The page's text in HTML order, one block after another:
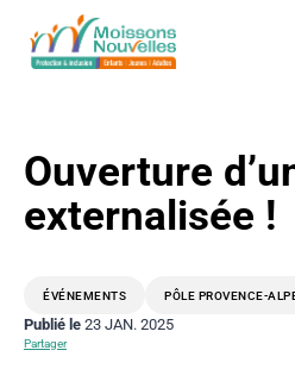
contenu
Ouverture
externalisée !
ÉVÉNEMENTS PÔLE PROVENCE-
Publié le 23 JAN. 2025
Partager